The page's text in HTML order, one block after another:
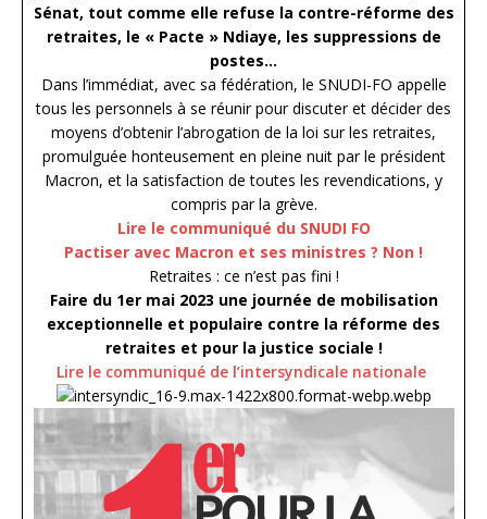
Sénat, tout comme elle refuse la contre-réforme des
retraites, le « Pacte » Ndiaye, les suppressions de
postes…
Dans l’immédiat, avec sa fédération, le SNUDI-FO appelle
tous les personnels à se réunir pour discuter et décider des
moyens d’obtenir l’abrogation de la loi sur les retraites,
promulguée honteusement en pleine nuit par le président
Macron, et la satisfaction de toutes les revendications, y
compris par la grève.
Lire le communiqué du SNUDI FO
Pactiser avec Macron et ses ministres ? Non !
Retraites : ce n’est pas fini !
Faire du 1er mai 2023 une journée de mobilisation
exceptionnelle et populaire contre la réforme des
retraites et pour la justice sociale !
Lire le communiqué de l’intersyndicale nationale